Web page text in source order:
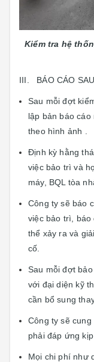
Kiểm tra hệ
III. BÁO CÁO
Sau mỗi đợt
lập bản báo
theo hình ảnh .
Định kỳ hằng
việc bảo trì và
máy, BQL tòa
Công ty sẽ báo
việc bảo trì, báo
thể xảy ra và
cố.
Sau mỗi đợt
với đại diện kỹ
cần bổ sung
Công ty sẽ
phải đáp ứng
Mọi chi phí như